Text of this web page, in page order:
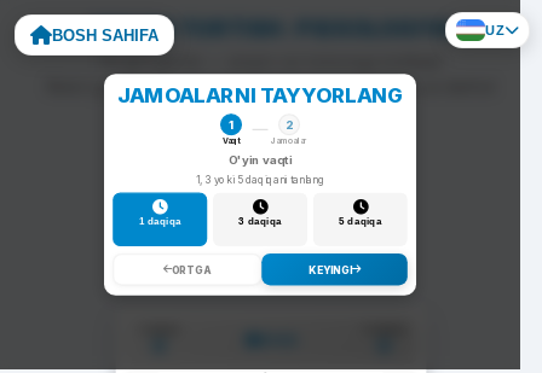
BOSH SAHIFA UZ
ARQON TORTISH: PSIXOLOGIYA
To'g'ri javob — arqon siz tomonga tortiladi.
Noto'g'ri javob — arqon raqib tomonga siljiydi va darhol
yangi savol chiqadi.
JAMOALARNI TAYYORLANG
1
Vaqt
2
Jamoalar
O'yin vaqti
1, 3 yoki 5 daqiqani tanlang
1 daqiqa 3 daqiqa 5 daqiqa
ORTGA KEYINGI